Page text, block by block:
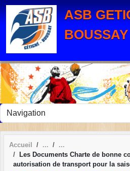
ASB
BOUSSAY
Accueil
Les Documents Charte de bonne
autorisation de transport pour la
Panneau de gestion des cookies